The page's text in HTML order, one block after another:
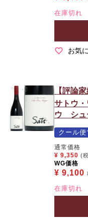
在庫切れ
お気
【評論家
サトウ
ウ シュ
クール
通常価格
¥ 9,350 (
WG価格
¥ 9,100
在庫切れ